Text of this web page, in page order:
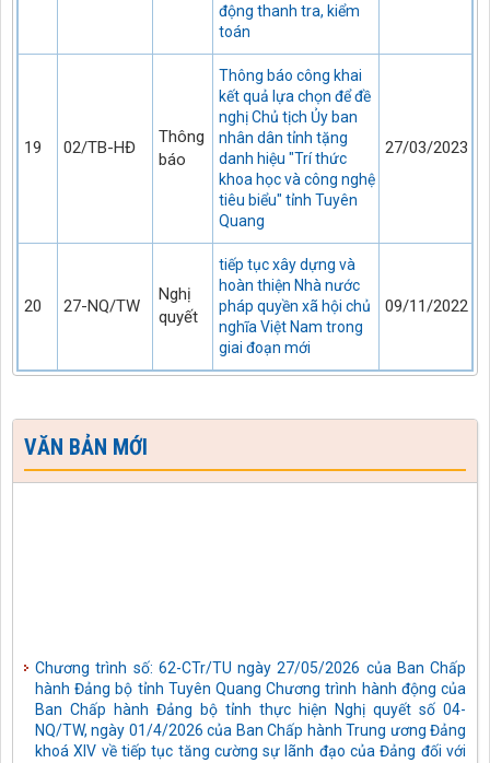
động thanh tra, kiểm
toán
19 02/TB-HĐ
Thông
báo
Thông báo công khai
kết quả lựa chọn để đề
nghị Chủ tịch Ủy ban
nhân dân tỉnh tặng
danh hiệu "Trí thức
khoa học và công nghệ
tiêu biểu" tỉnh Tuyên
Quang
27/03/2023
20 27-NQ/TW
Nghị
quyết
tiếp tục xây dựng và
hoàn thiện Nhà nước
pháp quyền xã hội chủ
nghĩa Việt Nam trong
giai đoạn mới
09/11/2022
VĂN BẢN MỚI
Ban Chấp hành Đảng bộ tỉnh thực hiện Nghị quyết số 04-
NQ/TW, ngày 01/4/2026 của Ban Chấp hành Trung ương Đảng
khoá XIV về tiếp tục tăng cường sự lãnh đạo của Đảng đối với
công tác phòng, chống tham nhũng, lãng phí, tiêu cực trong
giai đoạn mới